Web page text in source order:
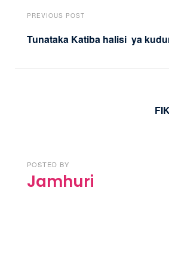
PREVIOUS POST
Tunataka Katiba halisi ya
POSTED BY
Jamhuri